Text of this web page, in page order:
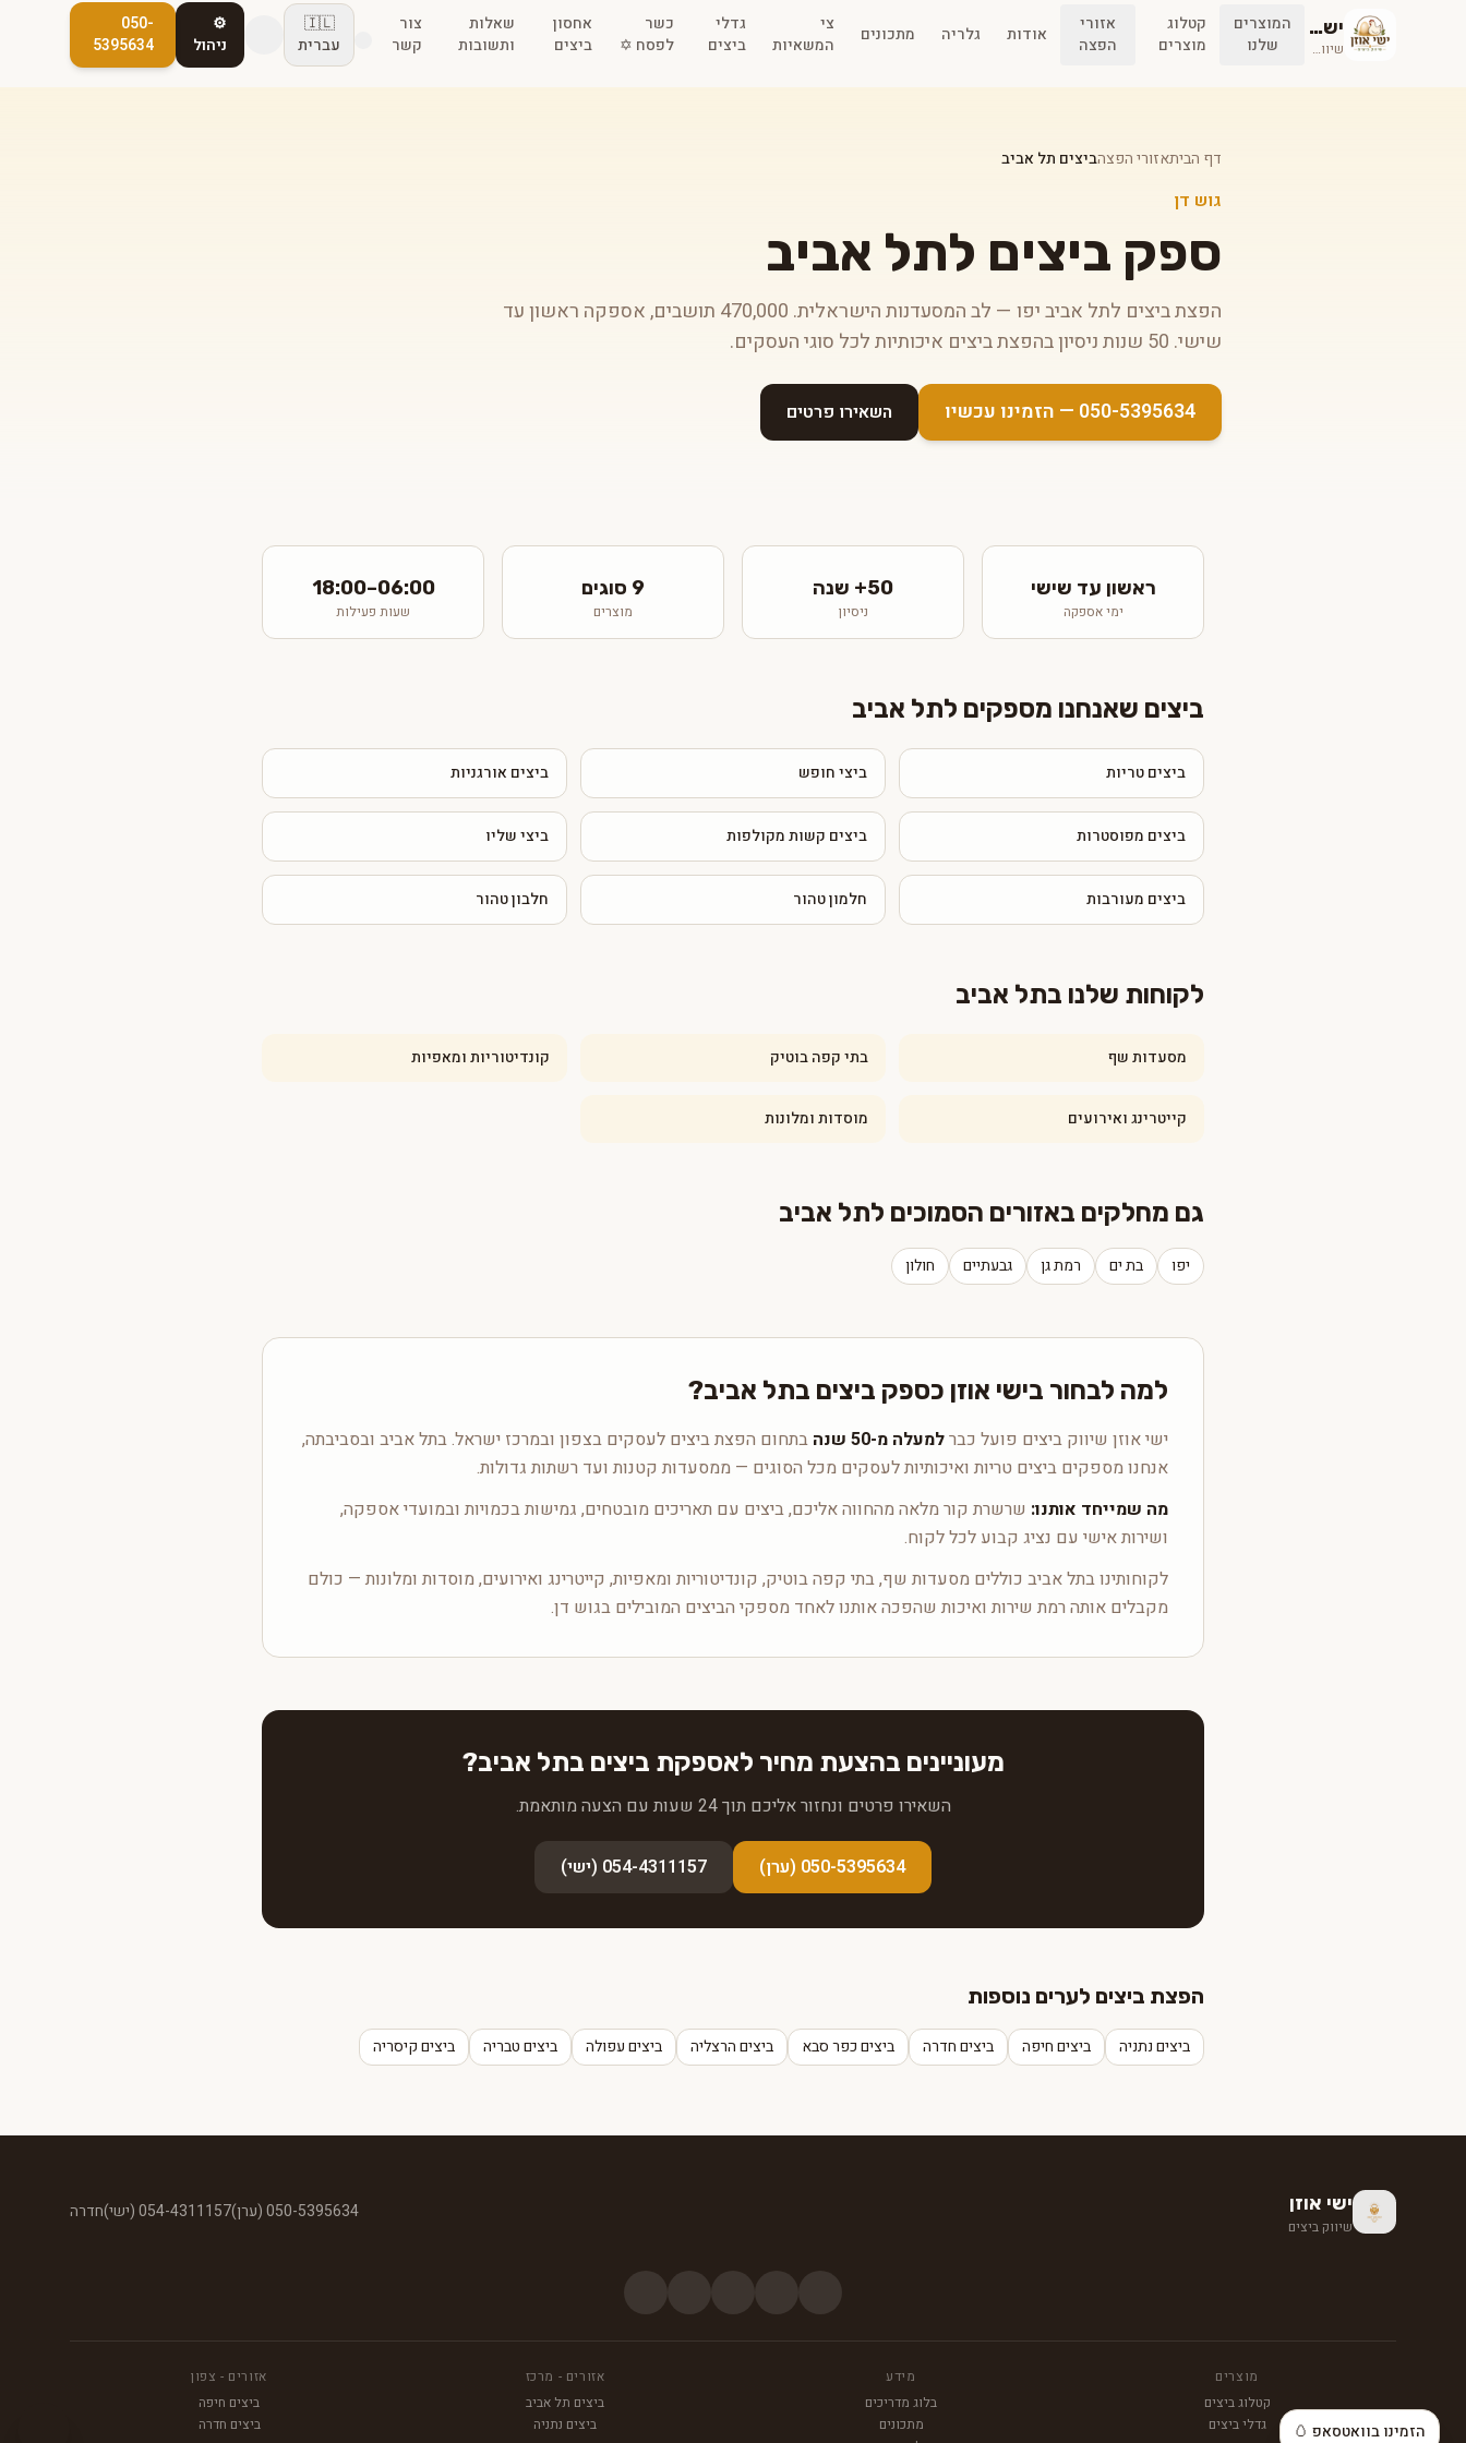
ישי אוזן
שיווק ביצים
המוצרים
שלנו
קטלוג
מוצרים
אזורי
הפצה
אודות גלריה מתכונים
צי
המשאיות
גדלי
ביצים
כשר
לפסח ✡️
אחסון
ביצים
שאלות
ותשובות
צור
קשר
🇮🇱
עברית
⚙️
ניהול
050-
5395634
דף הביתאזורי הפצהביצים תל אביב
גוש דן
ספק ביצים לתל אביב
הפצת ביצים לתל אביב יפו — לב המסעדנות הישראלית. 470,000 תושבים, אספקה ראשון עד
שישי. 50 שנות ניסיון בהפצת ביצים איכותיות לכל סוגי העסקים.
050-5395634 — הזמינו עכשיו השאירו פרטים
ראשון עד שישי
ימי אספקה
50+ שנה
ניסיון
9 סוגים
מוצרים
06:00–18:00
שעות פעילות
ביצים שאנחנו מספקים לתל אביב
ביצים טריות ביצי חופש ביצים אורגניות
ביצים מפוסטרות ביצים קשות מקולפות ביצי שליו
ביצים מעורבות חלמון טהור חלבון טהור
לקוחות שלנו בתל אביב
מסעדות שף בתי קפה בוטיק קונדיטוריות ומאפיות
קייטרינג ואירועים מוסדות ומלונות
גם מחלקים באזורים הסמוכים לתל אביב
יפו בת ים רמת גן גבעתיים חולון
למה לבחור בישי אוזן כספק ביצים בתל אביב?
ישי אוזן שיווק ביצים פועל כברלמעלה מ-50 שנה
בתחום הפצת ביצים לעסקים בצפון ובמרכז ישראל. בתל אביב ובסביבתה,
אנחנו מספקים ביצים טריות ואיכותיות לעסקים מכל הסוגים — ממסעדות קטנות ועד רשתות גדולות.
מה שמייחד אותנו: שרשרת קור מלאה מהחווה אליכם, ביצים עם תאריכים מובטחים, גמישות בכמויות ובמועדי אספקה,
ושירות אישי עם נציג קבוע לכל לקוח.
לקוחותינו בתל אביב כוללים מסעדות שף, בתי קפה בוטיק, קונדיטוריות ומאפיות, קייטרינג ואירועים, מוסדות ומלונות — כולם
מקבלים אותה רמת שירות ואיכות שהפכה אותנו לאחד מספקי הביצים המובילים בגוש דן.
מעוניינים בהצעת מחיר לאספקת ביצים בתל אביב?
השאירו פרטים ונחזור אליכם תוך 24 שעות עם הצעה מותאמת.
050-5395634 (ערן) 054-4311157 (ישי)
הפצת ביצים לערים נוספות
ביצים נתניה ביצים חיפה ביצים חדרה ביצים כפר סבא ביצים הרצליה ביצים עפולה ביצים טבריה ביצים קיסריה
ישי אוזן
שיווק ביצים
050-5395634 (ערן) 054-4311157 (ישי) חדרה
מוצרים
קטלוג ביצים
גדלי ביצים
מידע
בלוג מדריכים
מתכונים
אזורים - מרכז
ביצים תל אביב
ביצים נתניה
אזורים - צפון
ביצים חיפה
ביצים חדרה
הזמינו בוואטסאפ 🥚